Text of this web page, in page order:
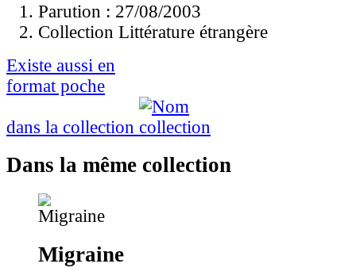
Parution : 27/08/2003
Collection Littérature étrangère
Existe aussi en
format poche
dans la collection
Dans la même collection
Migraine